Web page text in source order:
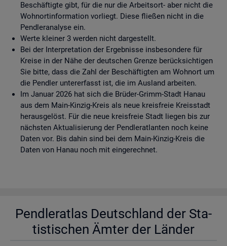
Beschäftigte gibt, für die nur die Arbeitsort- aber nicht die
Wohnortinformation vorliegt. Diese fließen nicht in die
Pendleranalyse ein.
Werte kleiner 3 werden nicht dargestellt.
Bei der Interpretation der Ergebnisse insbesondere für
Kreise in der Nähe der deutschen Grenze berücksichtigen
Sie bitte, dass die Zahl der Beschäftigten am Wohnort um
die Pendler untererfasst ist, die im Ausland arbeiten.
Im Januar 2026 hat sich die Brüder-Grimm-Stadt Hanau
aus dem Main-Kinzig-Kreis als neue kreisfreie Kreisstadt
herausgelöst. Für die neue kreisfreie Stadt liegen bis zur
nächsten Aktualisierung der Pendleratlanten noch keine
Daten vor. Bis dahin sind bei dem Main-Kinzig-Kreis die
Daten von Hanau noch mit eingerechnet.
Pend­ler­at­las Deutsch­land der Sta­
tis­ti­schen Ämter der Län­der